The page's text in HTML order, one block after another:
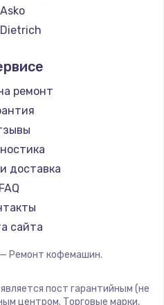
Hisense
DELTA
Kyvol
RED solution
Bravilor Bonamat
Vard
Tuvio
Carrera
Supra
Asko
Jura
WMF
ремонт
доставка
FAQ
сайта
— Ремонт кофемашин.
пост гарантийным (не
центром. Торговые марки,